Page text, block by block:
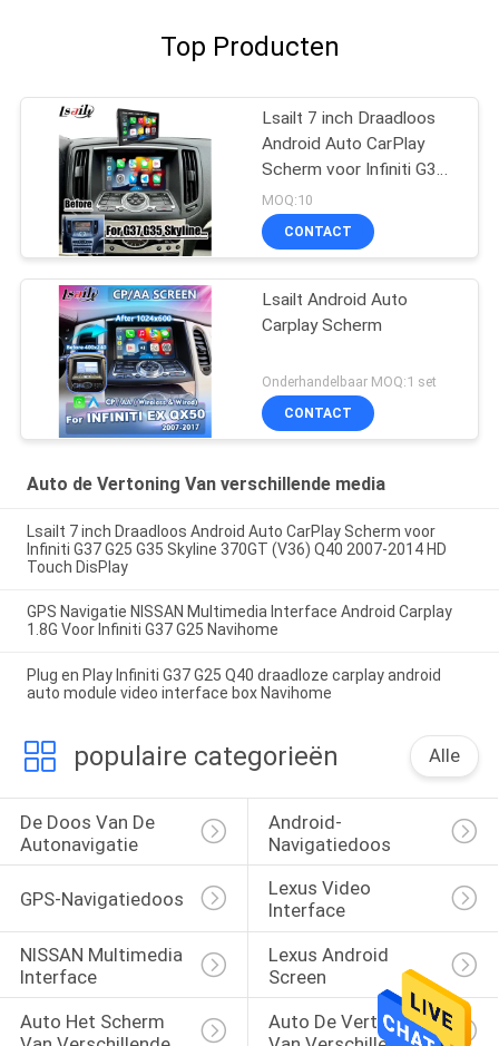
Top Producten
Lsailt 7 inch Draadloos
Android Auto CarPlay
Scherm voor Infiniti G37
G25 G35 Skyline 370GT
(V36) Q40 2007-2014
HD Touch DisPlay
MOQ:10
CONTACT
Lsailt Android Auto
Carplay Scherm
Onderhandelbaar MOQ:1 set
CONTACT
Auto de Vertoning Van verschillende media
Lsailt 7 inch Draadloos Android Auto CarPlay Scherm voor
Infiniti G37 G25 G35 Skyline 370GT (V36) Q40 2007-2014 HD
Touch DisPlay
GPS Navigatie NISSAN Multimedia Interface Android Carplay
1.8G Voor Infiniti G37 G25 Navihome
Plug en Play Infiniti G37 G25 Q40 draadloze carplay android
auto module video interface box Navihome
populaire categorieën Alle
De Doos Van De
Autonavigatie
Android-
Navigatiedoos
GPS-Navigatiedoos
Lexus Video
Interface
NISSAN Multimedia
Interface
Lexus Android
Screen
Auto Het Scherm
Auto De Vertoning